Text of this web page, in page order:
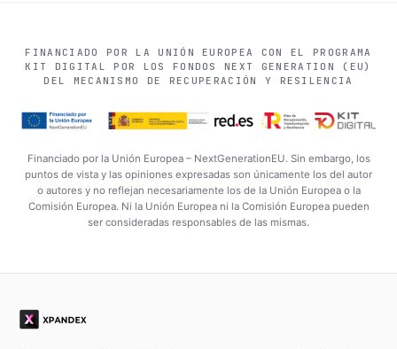
FINANCIADO POR LA UNIÓN EUROPEA CON EL PROGRAMA
KIT DIGITAL POR LOS FONDOS NEXT GENERATION (EU)
DEL MECANISMO DE RECUPERACIÓN Y RESILENCIA
Financiado por la Unión Europea – NextGenerationEU. Sin embargo, los
puntos de vista y las opiniones expresadas son únicamente los del autor
o autores y no reflejan necesariamente los de la Unión Europea o la
Comisión Europea. Ni la Unión Europea ni la Comisión Europea pueden
ser consideradas responsables de las mismas.